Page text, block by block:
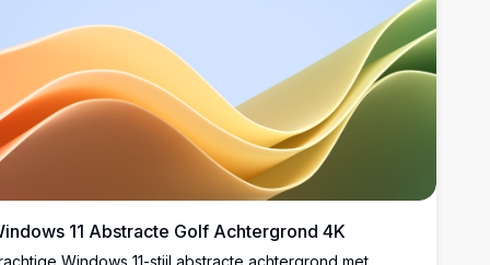
11 Abstracte Golf Achtergrond 4K
Windows 11-stijl abstracte achtergrond met